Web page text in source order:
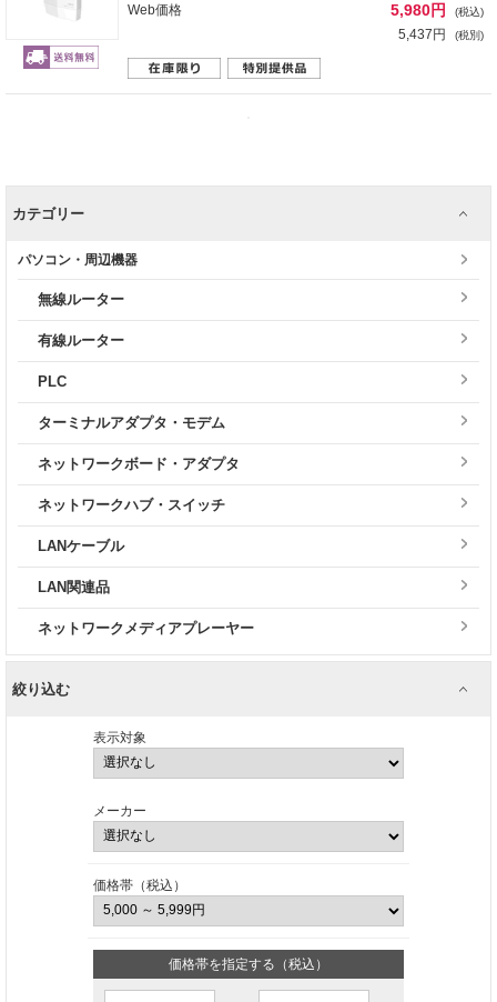
Web価格
5,980円 (税込)
5,437円 (税別)
カテゴリー
パソコン・周辺機器
無線ルーター
有線ルーター
PLC
ターミナルアダプタ・モデム
ネットワークボード・アダプタ
ネットワークハブ・スイッチ
LANケーブル
LAN関連品
ネットワークメディアプレーヤー
絞り込む
表示対象
メーカー
価格帯（税込）
価格帯を指定する（税込）